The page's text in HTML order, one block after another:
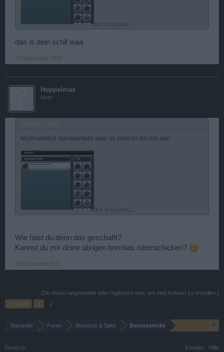
Click to expand...
das is dein schif waa
24 September 2015
Hoppelmax
User
↑
Nicht wirklich repräsentativ aber so sieht es bei mir aus:
Click to expand...
Wie hast du denn das geschafft?
Kannst du mir deine übrigen bombas rüberschicken?
30 Dezember 2015
(Du musst angemeldet oder registriert sein, um eine Antwort zu erstellen.)
< Zurück
1 2
Startseite Foren Benutzer & Spiel Benutzerecke
Deutsch Kontakt Hilfe